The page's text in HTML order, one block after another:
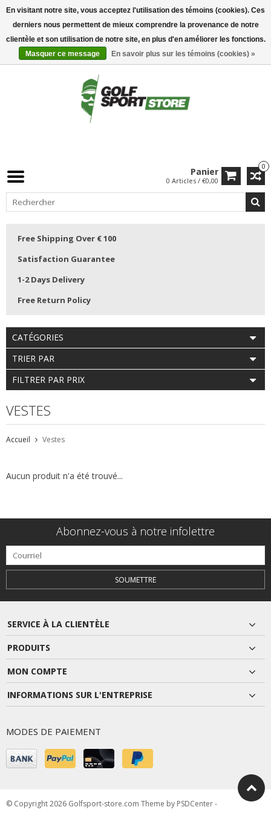
0
Panier
0 Articles / €0,00
Free Shipping Over € 100
Satisfaction Guarantee
1-2 Days Delivery
Free Return Policy
CATÉGORIES
TRIER PAR
FILTRER PAR PRIX
VESTES
Accueil Vestes
Aucun produit n'a été trouvé...
Abonnez-vous à notre infolettre
SOUMETTRE
SERVICE À LA CLIENTÈLE
PRODUITS
MON COMPTE
INFORMATIONS SUR L'ENTREPRISE
MODES DE PAIEMENT
© Copyright 2026 Golfsport-store.com Theme by PSDCenter-
En visitant notre site, vous acceptez l'utilisation des témoins (cookies). Ces
derniers nous permettent de mieux comprendre la provenance de notre
clientèle et son utilisation de notre site, en plus d'en améliorer les fonctions.
Masquer ce message
En savoir plus sur les témoins (cookies) »